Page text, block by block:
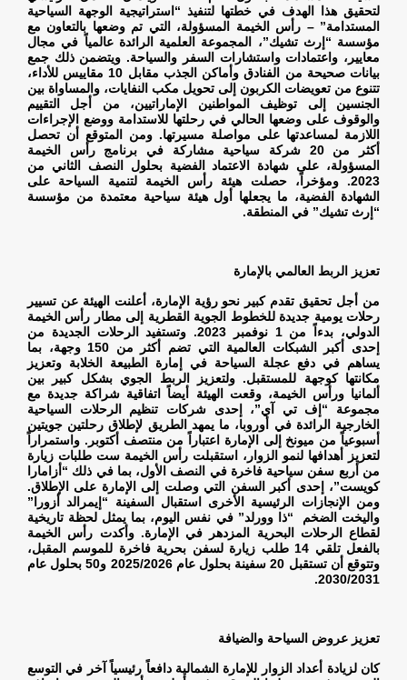
لتحقيق هذا الهدف في خطتها لتنفيذ “استراتيجية الوجهة السياحية
المستدامة” – رأس الخيمة المسؤولة، التي تم وضعها بالتعاون مع
مؤسسة “إرث تشيك”، المجموعة العلمية الرائدة عالمياً في مجال
معايير، واعتمادات واستشارات السفر والسياحة. ويتضمن ذلك جمع
بيانات صحيحة من الفنادق وأماكن الجذب مقابل 10 مقاييس للأداء،
تتنوع من تعويضات الكربون إلى تحويل مكب النفايات، والمساواة بين
الجنسين إلى توظيف المواطنين الإماراتيين، من أجل التقييم
والوقوف على وضعها الحالي في رحلتها للاستدامة ووضع الإجراءات
اللازمة لمساعدتها على مواصلة مسيرتها. ومن المتوقع أن تحصل
أكثر من 20 شركة سياحية مشاركة في برنامج رأس الخيمة
المسؤولة، على شهادة الاعتماد الفضية بحلول النصف الثاني من
2023. ومؤخراً، حصلت هيئة رأس الخيمة لتنمية السياحة على
الشهادة الفضية، ما يجعلها أول هيئة سياحية معتمدة من مؤسسة
“إرث تشيك” في المنطقة.
تعزيز الربط العالمي بالإمارة
من أجل تحقيق تقدم كبير نحو رؤية الإمارة، أعلنت الهيئة عن تسيير
رحلات يومية جديدة للخطوط الجوية القطرية إلى مطار رأس الخيمة
الدولي، بدءاً من 1 نوفمبر 2023. وتستفيد الرحلات الجديدة من
إحدى أكبر الشبكات العالمية التي تضم أكثر من 150 وجهة، بما
يساهم في دفع عجلة السياحة في إمارة الطبيعة الخلابة وتعزيز
مكانتها كوجهة للمستقبل. ولتعزيز الربط الجوي بشكل كبير بين
ألمانيا ورأس الخيمة، وقعت الهيئة أيضاً اتفاقية شراكة جديدة مع
مجموعة “إف تي آي”، إحدى شركات تنظيم الرحلات السياحية
الخارجية الرائدة في أوروبا، ما يمهد الطريق لإطلاق رحلتين جويتين
أسبوعياً من ميونخ إلى الإمارة اعتباراً من منتصف أكتوبر. واستمراراً
لتعزيز أهدافها لنمو الزوار، استقبلت رأس الخيمة ست طلبات زيارة
من أربع سفن سياحية فاخرة في النصف الأول، بما في ذلك “أزامارا
كويست”، إحدى أكبر السفن التي وصلت إلى الإمارة على الإطلاق.
ومن الإنجازات الرئيسية الأخرى استقبال السفينة “إيمرالد أزورا”
واليخت الضخم “ذا وورلد” في نفس اليوم، بما يمثل لحظة تاريخية
لقطاع الرحلات البحرية المزدهر في الإمارة. وأكدت رأس الخيمة
بالفعل تلقي 14 طلب زيارة لسفن بحرية فاخرة للموسم المقبل،
وتتوقع أن تستقبل 20 سفينة بحلول عام 2025/2026 و50 بحلول عام
2030/2031
.
تعزيز عروض السياحة والضيافة
كان لزيادة أعداد الزوار للإمارة الشمالية دافعاً رئيسياً آخر في التوسع